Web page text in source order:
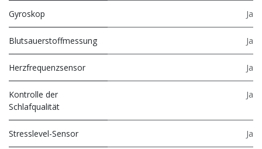
Gyroskop Ja
Blutsauerstoffmessung Ja
Herzfrequenzsensor Ja
Kontrolle der
Schlafqualität
Ja
Stresslevel-Sensor Ja